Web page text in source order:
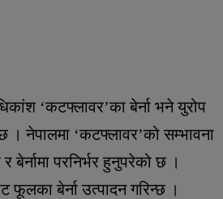
‘कटफ्लावर’का बेर्ना भने युरोप
। नेपालमा ‘कटफ्लावर’को सम्भावना
बेर्नामा परनिर्भर हुनुपरेको छ ।
फूलका बेर्ना उत्पादन गरिन्छ ।